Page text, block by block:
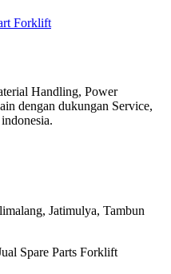
Forklift
Handling, Power
dengan dukungan Service,
Jatimulya, Tambun
Spare Parts Forklift